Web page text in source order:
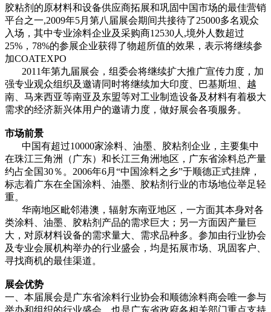
胶粘剂的原材料和设备供应商拓展和巩固中国市场的最佳营销
平台之一,2009年5月第八届展会期间共接待了25000多名观众
入场，其中专业涂料企业及采购商12530人,境外人数超过
25%，78%的参展企业获得了物超所值的效果，表示将继续参
加COATEXPO
2011年第九届展会，组委会将继续扩大推广宣传力度，加
强专业观众组织及邀请同时将继续加大印度、巴基斯坦、越
南、马来西亚等南亚及东盟等对工业制造设备及材料有着极大
需求的经济新兴体用户的邀请力度，做好展会各项服务。
市场前景
中国有超过10000家涂料、油墨、胶粘剂企业，主要集中
在珠江三角洲（广东）和长江三角洲地区，广东省涂料总产量
约占全国30％。2006年6月“中国涂料之乡”于顺德正式挂牌，
标志着广东在全国涂料、油墨、胶粘剂行业的市场地位举足轻
重。
华南地区毗邻港澳，辐射东南亚地区，一方面其本身对各
类涂料、油墨、胶粘剂产品的需求巨大；另一方面因产量巨
大，对原材料设备的需求量大、需求品种多。参加由行业协会
及专业会展机构举办的行业盛会，均是拓展市场、巩固客户、
寻找商机的最佳渠道。
展会优势
一、本届展会是广东省涂料行业协会和顺德涂料商会唯一参与
举办和组织的行业盛会，也是广东省政府各相关部门重点支持